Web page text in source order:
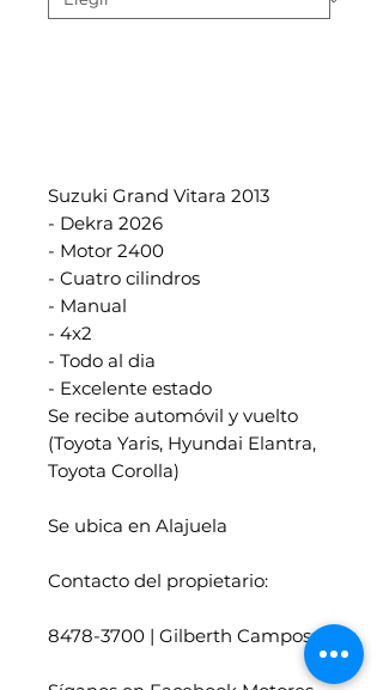
Suzuki Grand Vitara 2013
- Dekra 2026
- Motor 2400
- Cuatro cilindros
- Manual
- 4x2
- Todo al dia
- Excelente estado
Se recibe automóvil y vuelto
(Toyota Yaris, Hyundai Elantra,
Toyota Corolla)
Se ubica en Alajuela
Contacto del propietario:
8478-3700 | Gilberth Campos